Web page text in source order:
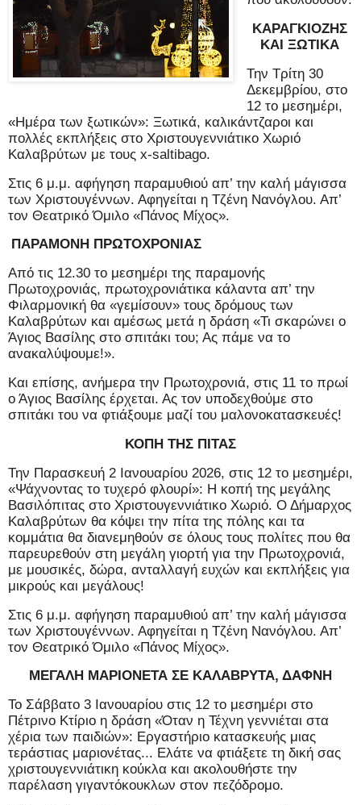
ΚΑΡΑΓΚΙΟΖΗΣ
ΚΑΙ ΞΩΤΙΚΑ
Την Τρίτη 30
Δεκεμβρίου, στο
12 το μεσημέρι,
«Ημέρα των ξωτικών»: Ξωτικά, καλικάντζαροι και
πολλές εκπλήξεις στο Χριστουγεννιάτικο Χωριό
Καλαβρύτων με τους x-saltibago.
Στις 6 μ.μ. αφήγηση παραμυθιού απ’ την καλή μάγισσα
των Χριστουγέννων. Αφηγείται η Τζένη Νανόγλου. Απ’
τον Θεατρικό Όμιλο «Πάνος Μίχος».
ΠΑΡΑΜΟΝΗ ΠΡΩΤΟΧΡΟΝΙΑΣ
Από τις 12.30 το μεσημέρι της παραμονής
Πρωτοχρονιάς, πρωτοχρονιάτικα κάλαντα απ’ την
Φιλαρμονική θα «γεμίσουν» τους δρόμους των
Καλαβρύτων και αμέσως μετά η δράση «Τι σκαρώνει ο
Άγιος Βασίλης στο σπιτάκι του; Ας πάμε να το
ανακαλύψουμε!».
Και επίσης, ανήμερα την Πρωτοχρονιά, στις 11 το πρωί
ο Άγιος Βασίλης έρχεται. Ας τον υποδεχθούμε στο
σπιτάκι του να φτιάξουμε μαζί του μαλονοκατασκευές!
ΚΟΠΗ ΤΗΣ ΠΙΤΑΣ
Την Παρασκευή 2 Ιανουαρίου 2026, στις 12 το μεσημέρι,
«Ψάχνοντας το τυχερό φλουρί»: Η κοπή της μεγάλης
Βασιλόπιτας στο Χριστουγεννιάτικο Χωριό. Ο Δήμαρχος
Καλαβρύτων θα κόψει την πίτα της πόλης και τα
κομμάτια θα διανεμηθούν σε όλους τους πολίτες που θα
παρευρεθούν στη μεγάλη γιορτή για την Πρωτοχρονιά,
με μουσικές, δώρα, ανταλλαγή ευχών και εκπλήξεις για
μικρούς και μεγάλους!
Στις 6 μ.μ. αφήγηση παραμυθιού απ’ την καλή μάγισσα
των Χριστουγέννων. Αφηγείται η Τζένη Νανόγλου. Απ’
τον Θεατρικό Όμιλο «Πάνος Μίχος».
ΜΕΓΑΛΗ ΜΑΡΙΟΝΕΤΑ ΣΕ ΚΑΛΑΒΡΥΤΑ, ΔΑΦΝΗ
Το Σάββατο 3 Ιανουαρίου στις 12 το μεσημέρι στο
Πέτρινο Κτίριο η δράση «Όταν η Τέχνη γεννιέται στα
χέρια των παιδιών»: Εργαστήριο κατασκευής μιας
τεράστιας μαριονέτας... Ελάτε να φτιάξετε τη δική σας
χριστουγεννιάτικη κούκλα και ακολουθήστε την
παρέλαση γιγαντόκουκλων στον πεζόδρομο.